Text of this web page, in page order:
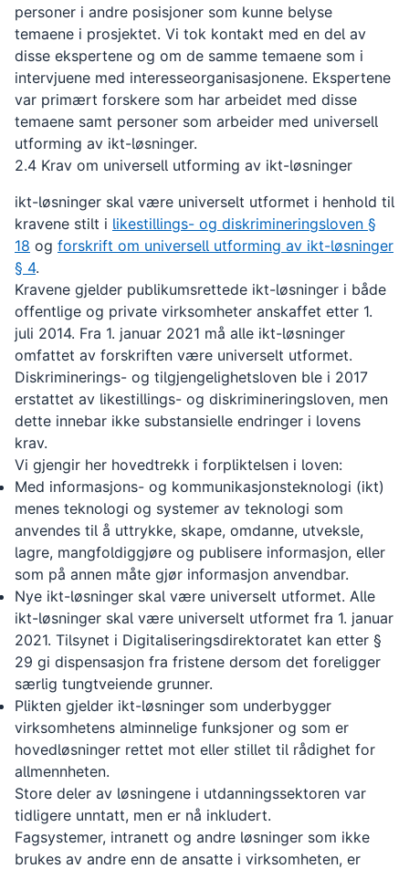
personer i andre posisjoner som kunne belyse
temaene i prosjektet. Vi tok kontakt med en del av
disse ekspertene og om de samme temaene som i
intervjuene med interesseorganisasjonene. Ekspertene
var primært forskere som har arbeidet med disse
temaene samt personer som arbeider med universell
utforming av ikt-løsninger.
2.4 Krav om universell utforming av ikt-løsninger
ikt-løsninger skal være universelt utformet i henhold til
kravene stilt i likestillings- og diskrimineringsloven §
18 og forskrift om universell utforming av ikt-løsninger
§ 4.
Kravene gjelder publikumsrettede ikt-løsninger i både
offentlige og private virksomheter anskaffet etter 1.
juli 2014. Fra 1. januar 2021 må alle ikt-løsninger
omfattet av forskriften være universelt utformet.
Diskriminerings- og tilgjengelighetsloven ble i 2017
erstattet av likestillings- og diskrimineringsloven, men
dette innebar ikke substansielle endringer i lovens
krav.
Vi gjengir her hovedtrekk i forpliktelsen i loven:
Med informasjons- og kommunikasjonsteknologi (ikt)
menes teknologi og systemer av teknologi som
anvendes til å uttrykke, skape, omdanne, utveksle,
lagre, mangfoldiggjøre og publisere informasjon, eller
som på annen måte gjør informasjon anvendbar.
Nye ikt-løsninger skal være universelt utformet. Alle
ikt-løsninger skal være universelt utformet fra 1. januar
2021. Tilsynet i Digitaliseringsdirektoratet kan etter §
29 gi dispensasjon fra fristene dersom det foreligger
særlig tungtveiende grunner.
Plikten gjelder ikt-løsninger som underbygger
virksomhetens alminnelige funksjoner og som er
hovedløsninger rettet mot eller stillet til rådighet for
allmennheten.
Store deler av løsningene i utdanningssektoren var
tidligere unntatt, men er nå inkludert.
Fagsystemer, intranett og andre løsninger som ikke
brukes av andre enn de ansatte i virksomheten, er